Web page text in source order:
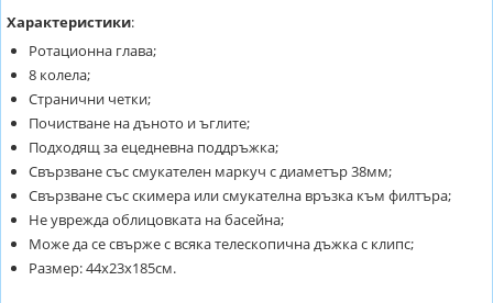
Характеристики:
Ротационна глава;
8 колела;
Странични четки;
Почистване на дъното и ъглите;
Подходящ за ецедневна поддръжка;
Свързване със смукателен маркуч с диаметър 38мм;
Свързване със скимера или смукателна връзка към филтъра;
Не уврежда облицовката на басейна;
Може да се свърже с всяка телескопична дъжка с клипс;
Размер: 44х23х185см.